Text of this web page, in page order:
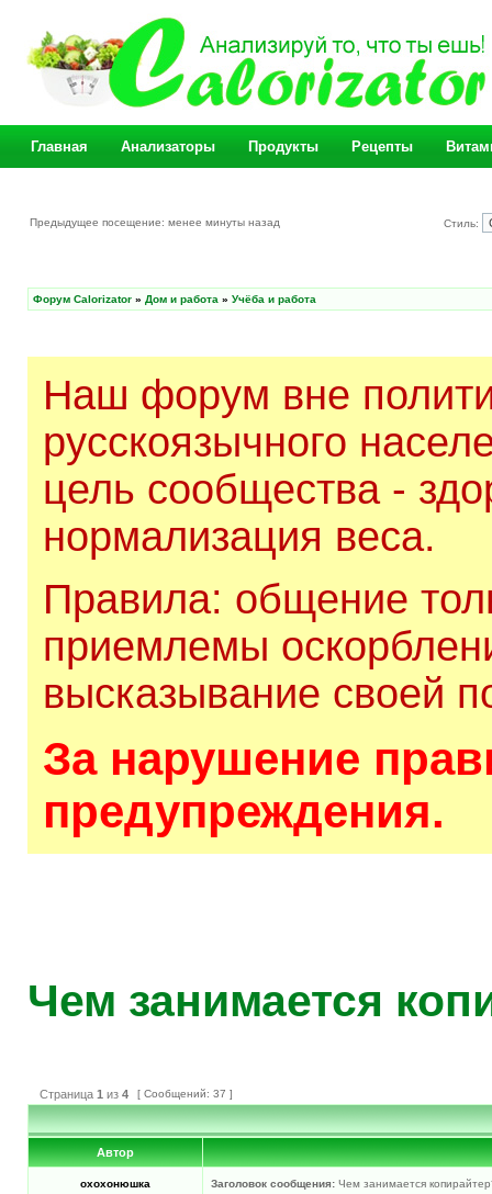
Главная Анализаторы Продукты Рецепты
Предыдущее посещение: менее минуты назад Стиль:
Форум Calorizator » Дом и работа » Учёба и работа
Наш форум вне
русскоязычного
цель сообщества -
нормализация веса.
Правила: общение
приемлемы
высказывание своей
За нарушение
предупреждения.
Чем занимается
Страница 1 из 4 [ Сообщений: 37 ]
Автор
охохонюшка Заголовок сообщения: Чем занимается